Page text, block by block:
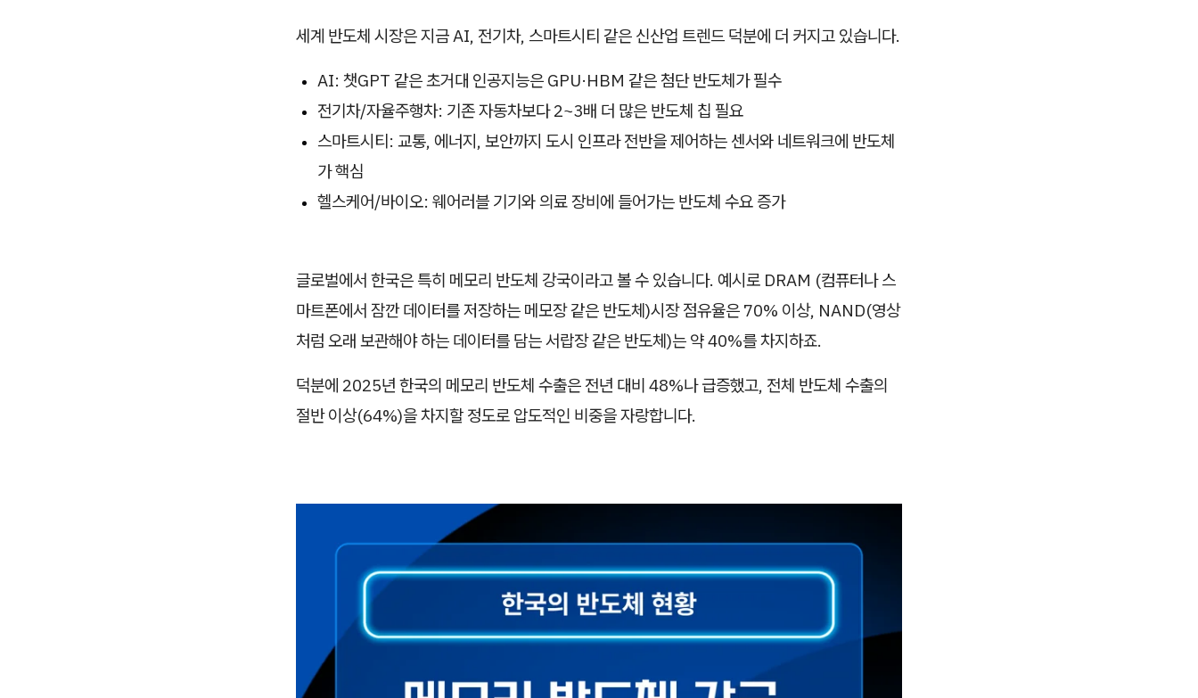
세계 반도체 시장은 지금 AI, 전기차, 스마트시티 같은 신산업 트렌드 덕분에 더 커지고 있습니다.
AI: 챗GPT 같은 초거대 인공지능은 GPU·HBM 같은 첨단 반도체가 필수
전기차/자율주행차: 기존 자동차보다 2~3배 더 많은 반도체 칩 필요
스마트시티: 교통, 에너지, 보안까지 도시 인프라 전반을 제어하는 센서와 네트워크에 반도체
가 핵심
헬스케어/바이오: 웨어러블 기기와 의료 장비에 들어가는 반도체 수요 증가
글로벌에서 한국은 특히 메모리 반도체 강국이라고 볼 수 있습니다. 예시로 DRAM (컴퓨터나 스
마트폰에서 잠깐 데이터를 저장하는 메모장 같은 반도체)시장 점유율은 70% 이상, NAND(영상
처럼 오래 보관해야 하는 데이터를 담는 서랍장 같은 반도체)는 약 40%를 차지하죠.
덕분에 2025년 한국의 메모리 반도체 수출은 전년 대비 48%나 급증했고, 전체 반도체 수출의
절반 이상(64%)을 차지할 정도로 압도적인 비중을 자랑합니다.